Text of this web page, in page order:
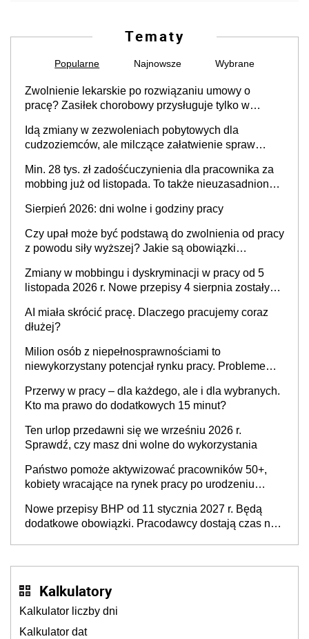
Tematy
Popularne Najnowsze Wybrane
Zwolnienie lekarskie po rozwiązaniu umowy o
pracę? Zasiłek chorobowy przysługuje tylko w
stosunku pracy
Idą zmiany w zezwoleniach pobytowych dla
cudzoziemców, ale milczące załatwienie spraw
Min. 28 tys. zł zadośćuczynienia dla pracownika za
mobbing już od listopada. To także nieuzasadniona
Sierpień 2026: dni wolne i godziny pracy
Czy upał może być podstawą do zwolnienia od pracy
z powodu siły wyższej? Jakie są obowiązki
Zmiany w mobbingu i dyskryminacji w pracy od 5
listopada 2026 r. Nowe przepisy 4 sierpnia zostały
AI miała skrócić pracę. Dlaczego pracujemy coraz
dłużej?
Milion osób z niepełnosprawnościami to
niewykorzystany potencjał rynku pracy. Problemem
refundacji, ale bariery po stronie systemu i
świadomości pracodawców [WYWIAD]
Przerwy w pracy – dla każdego, ale i dla wybranych.
Kto ma prawo do dodatkowych 15 minut?
Ten urlop przedawni się we wrześniu 2026 r.
Sprawdź, czy masz dni wolne do wykorzystania
Państwo pomoże aktywizować pracowników 50+,
kobiety wracające na rynek pracy po urodzeniu
neuroatypowe. Powstanie Fundusz na rzecz
Inkluzywności w Zatrudnianiu?
Nowe przepisy BHP od 11 stycznia 2027 r. Będą
dodatkowe obowiązki. Pracodawcy dostają czas na
Kalkulatory
Kalkulator liczby dni
Kalkulator dat